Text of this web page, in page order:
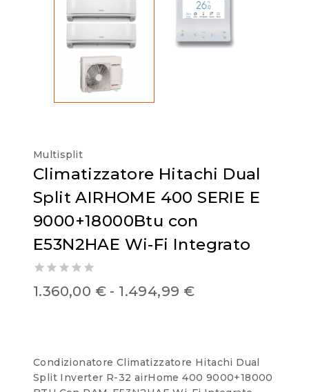
Multisplit
Climatizzatore Hitachi Dual
Split AIRHOME 400 SERIE E
9000+18000Btu con
E53N2HAE Wi-Fi Integrato
0
out
1.360,00 € - 1.494,99 €
Condizionatore Climatizzatore Hitachi Dual
Split Inverter R-32 airHome 400 9000+18000